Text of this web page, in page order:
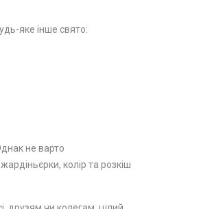
яке інше свято:
не варто
колір та розкіш